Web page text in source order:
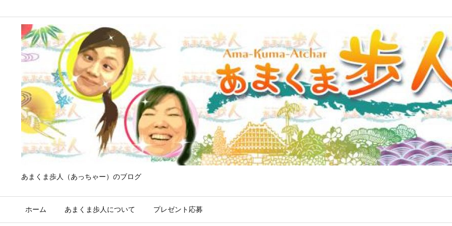
あまくま歩人（あっちゃー）のブログ
ホーム あまくま歩人について プレゼント応募